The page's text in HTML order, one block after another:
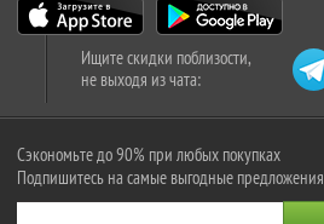
Ищите скидки поблизости,
не выходя из чата:
Сэкономьте до 90% при любых покупках
Подпишитесь на самые выгодные предложения